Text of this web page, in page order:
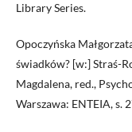
Library Series.
Opoczyńska
świadków? [w:] Straś-
Magdalena, red.,
Warszawa: ENTEIA, s.